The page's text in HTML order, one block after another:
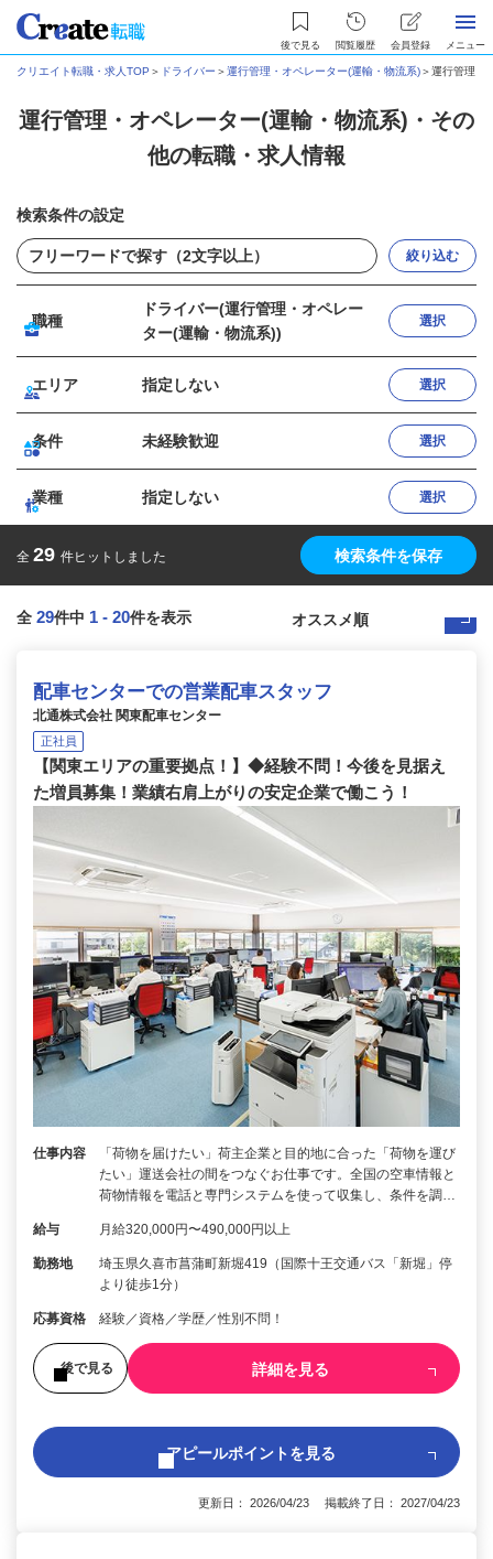
後で見る 閲覧履歴 会員登録 メニュー
クリエイト転職・求人TOP ＞ ドライバー ＞運行管理・オペレーター(運輸・物流系)＞運行管理・
運行管理・オペレーター(運輸・物流系)・その
他の転職・求人情報
検索条件の設定
絞り込む
職種
ドライバー(運行管理・オペレー
ター(運輸・物流系))
選択
エリア 指定しない 選択
条件 未経験歓迎 選択
業種 指定しない 選択
全 29 件ヒットしました 検索条件を保存
全 29件中 1 - 20件を表示
配車センターでの営業配車スタッフ
北通株式会社 関東配車センター
正社員
【関東エリアの重要拠点！】◆経験不問！今後を見据え
た増員募集！業績右肩上がりの安定企業で働こう！
仕事内容
「荷物を届けたい」荷主企業と目的地に合った「荷物を運び
たい」運送会社の間をつなぐお仕事です。全国の空車情報と
荷物情報を電話と専門システムを使って収集し、条件を調…
給与 月給320,000円〜490,000円以上
勤務地
埼玉県久喜市菖蒲町新堀419（国際十王交通バス「新堀」停
より徒歩1分）
応募資格 経験／資格／学歴／性別不問！
後で見る 詳細を見る
アピールポイントを見る
更新日： 2026/04/23 掲載終了日： 2027/04/23